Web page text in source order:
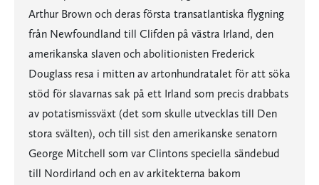
Arthur Brown och deras första transatlantiska flygning
från Newfoundland till Clifden på västra Irland, den
amerikanska slaven och abolitionisten Frederick
Douglass resa i mitten av artonhundratalet för att söka
stöd för slavarnas sak på ett Irland som precis drabbats
av potatismissväxt (det som skulle utvecklas till Den
stora svälten), och till sist den amerikanske senatorn
George Mitchell som var Clintons speciella sändebud
till Nordirland och en av arkitekterna bakom